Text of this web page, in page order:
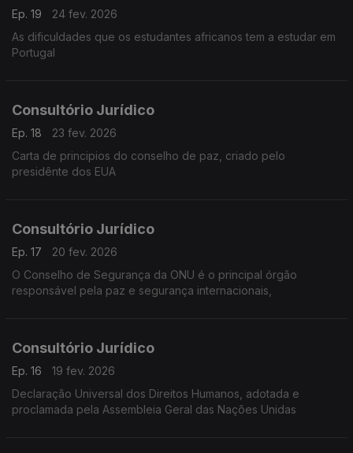
Ep. 19
24 fev. 2026
As dificuldades que os estudantes africanos tem a estudar em
Portugal
Consultório Jurídico
Ep. 18
23 fev. 2026
Carta de principios do conselho de paz, criado pelo
presidênte dos EUA
Consultório Jurídico
Ep. 17
20 fev. 2026
O Conselho de Segurança da ONU é o principal órgão
responsável pela paz e segurança internacionais,
Consultório Jurídico
Ep. 16
19 fev. 2026
Declaração Universal dos Direitos Humanos, adotada e
proclamada pela Assembleia Geral das Nações Unidas